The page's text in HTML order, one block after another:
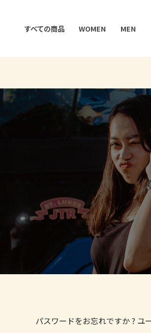
プ
すべての商品 WOMEN MEN
パスワードをお忘れですか ? ユ